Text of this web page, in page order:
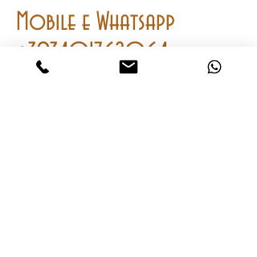
Mobile e Whatsapp
+393401762064